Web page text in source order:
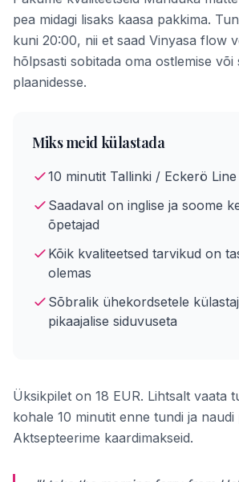
pea midagi lisaks kaasa pakkima.
kuni 20:00, nii et saad Vinyasa flow
hõlpsasti sobitada oma ostlemise või
plaanidesse.
Miks meid külastada
10 minutit Tallinki / Eckerö
Saadaval on inglise ja soome
õpetajad
Kõik kvaliteetsed tarvikud on
olemas
Sõbralik ühekordsetele
pikaajalise siduvuseta
Üksikpilet on 18 EUR. Lihtsalt vaata
kohale 10 minutit enne tundi ja naudi
Aktsepteerime kaardimakseid.